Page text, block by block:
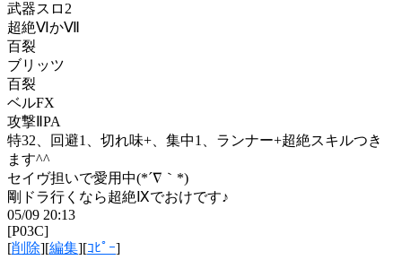
武器スロ2
超絶ⅥかⅦ
百裂
ブリッツ
百裂
ベルFX
攻撃ⅡPA
特32、回避1、切れ味+、集中1、ランナー+超絶スキルつき
ます^^
セイヴ担いで愛用中(*´∇｀*)
剛ドラ行くなら超絶Ⅸでおけです♪
05/09 20:13
[P03C]
[削除][編集][ｺﾋﾟｰ]